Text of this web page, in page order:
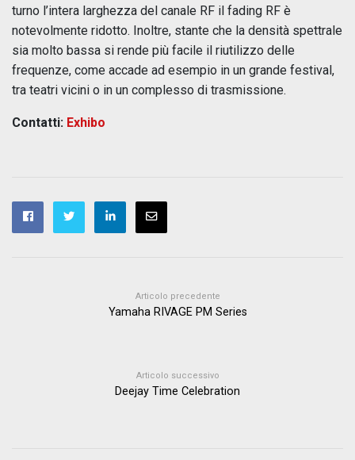
turno l’intera larghezza del canale RF il fading RF è
notevolmente ridotto. Inoltre, stante che la densità spettrale
sia molto bassa si rende più facile il riutilizzo delle
frequenze, come accade ad esempio in un grande festival,
tra teatri vicini o in un complesso di trasmissione.
Contatti: Exhibo
Articolo precedente
Yamaha RIVAGE PM Series
Articolo successivo
Deejay Time Celebration